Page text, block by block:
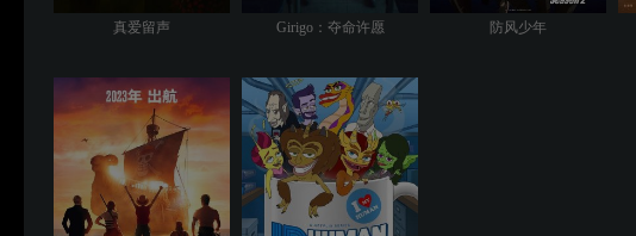
真爱留声 Girigo：夺命许愿 防风少年